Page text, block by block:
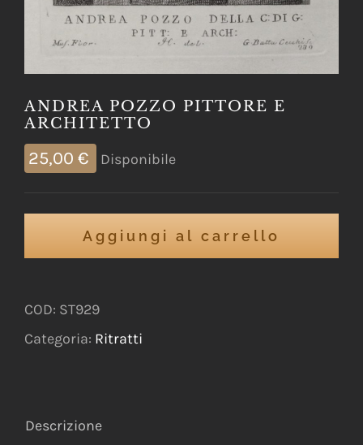
ANDREA POZZO PITTORE E
ARCHITETTO
25,00 € Disponibile
Aggiungi al carrello
COD: ST929
Categoria: Ritratti
Descrizione